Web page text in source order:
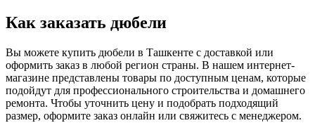
Как заказать дюбели
Вы можете купить дюбели в Ташкенте с доставкой или
оформить заказ в любой регион страны. В нашем интернет-
магазине представлены товары по доступным ценам, которые
подойдут для профессионального строительства и домашнего
ремонта. Чтобы уточнить цену и подобрать подходящий
размер, оформите заказ онлайн или свяжитесь с менеджером.